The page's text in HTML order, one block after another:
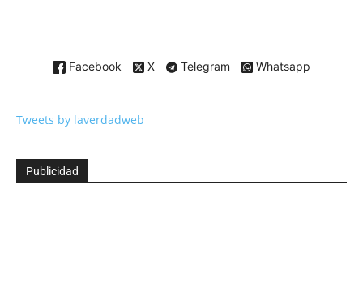
Facebook X Telegram Whatsapp
Tweets by laverdadweb
Publicidad